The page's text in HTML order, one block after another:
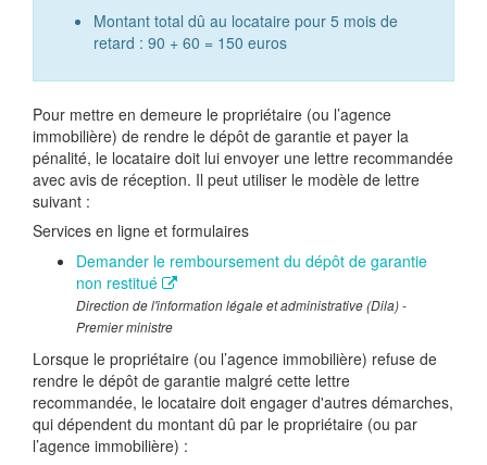
Montant total dû au locataire pour 5 mois de
retard : 90 + 60 = 150 euros
Pour mettre en demeure le propriétaire (ou l’agence
immobilière) de rendre le dépôt de garantie et payer la
pénalité, le locataire doit lui envoyer une lettre recommandée
avec avis de réception. Il peut utiliser le modèle de lettre
suivant :
Services en ligne et formulaires
Demander le remboursement du dépôt de garantie
non restitué
Direction de l'information légale et administrative (Dila) -
Premier ministre
Lorsque le propriétaire (ou l’agence immobilière) refuse de
rendre le dépôt de garantie malgré cette lettre
recommandée, le locataire doit engager d'autres démarches,
qui dépendent du montant dû par le propriétaire (ou par
l’agence immobilière) :